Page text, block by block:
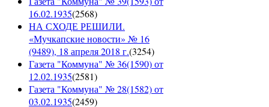
16.02.1935(2568)
НА СХОДЕ РЕШИЛИ.
«Мучкапские новости» № 16
(9489), 18 апреля 2018 г.(3254)
Газета "Коммуна" № 36(1590) от
12.02.1935(2581)
Газета "Коммуна" № 28(1582) от
03.02.1935(2459)